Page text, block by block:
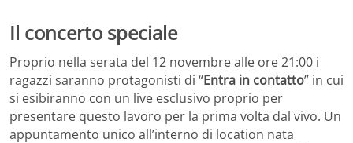
Il concerto speciale
Proprio nella serata del 12 novembre alle ore 21:00 i
ragazzi saranno protagonisti di “Entra in contatto” in cui
si esibiranno con un live esclusivo proprio per
presentare questo lavoro per la prima volta dal vivo. Un
appuntamento unico all’interno di location nata